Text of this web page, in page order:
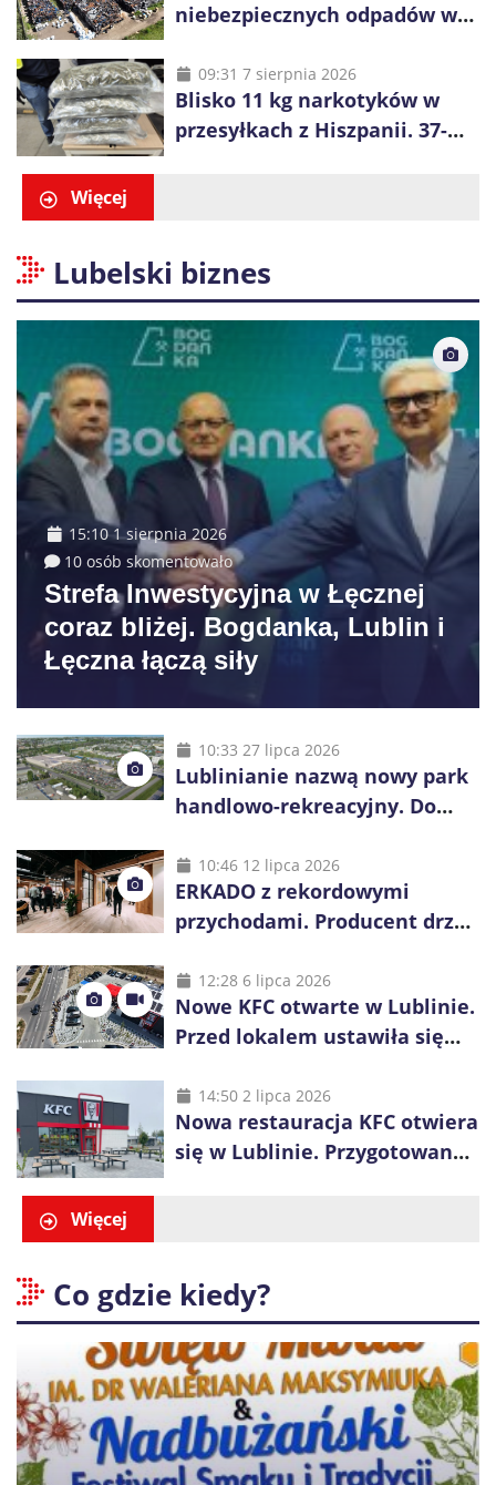
niebezpiecznych odpadów w
weszły na jedno z
największych składowisk w
Europie
09:31 7 sierpnia 2026
Blisko 11 kg narkotyków w
przesyłkach z Hiszpanii. 37-
Więcej
Lubelski biznes
15:10 1 sierpnia 2026
10 osób skomentowało
Strefa Inwestycyjna w Łęcznej
coraz bliżej. Bogdanka, Lublin i
Łęczna łączą siły
10:33 27 lipca 2026
Lublinianie nazwą nowy park
handlowo-rekreacyjny. Do
10:46 12 lipca 2026
ERKADO z rekordowymi
przychodami. Producent drzwi
inwestycje
12:28 6 lipca 2026
Nowe KFC otwarte w Lublinie.
Przed lokalem ustawiła się
14:50 2 lipca 2026
Nowa restauracja KFC otwiera
się w Lublinie. Przygotowano
Więcej
Co gdzie kiedy?